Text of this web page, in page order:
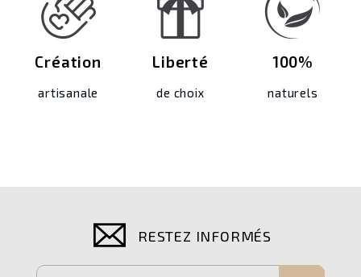
Création
artisanale
Liberté
de choix
100%
naturels
RESTEZ INFORMÉS